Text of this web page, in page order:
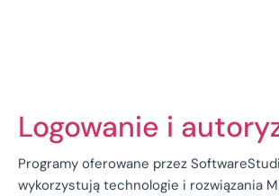
Logowanie i
Programy oferowane przez
wykorzystują technologie i rozwiązania